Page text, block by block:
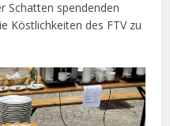
Schatten spendenden
Köstlichkeiten des FTV zu